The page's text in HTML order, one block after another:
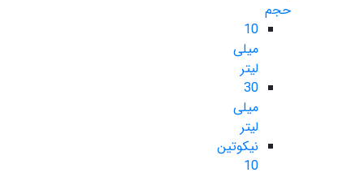
حجم
10
میلی
لیتر
30
میلی
لیتر
نیکوتین
10